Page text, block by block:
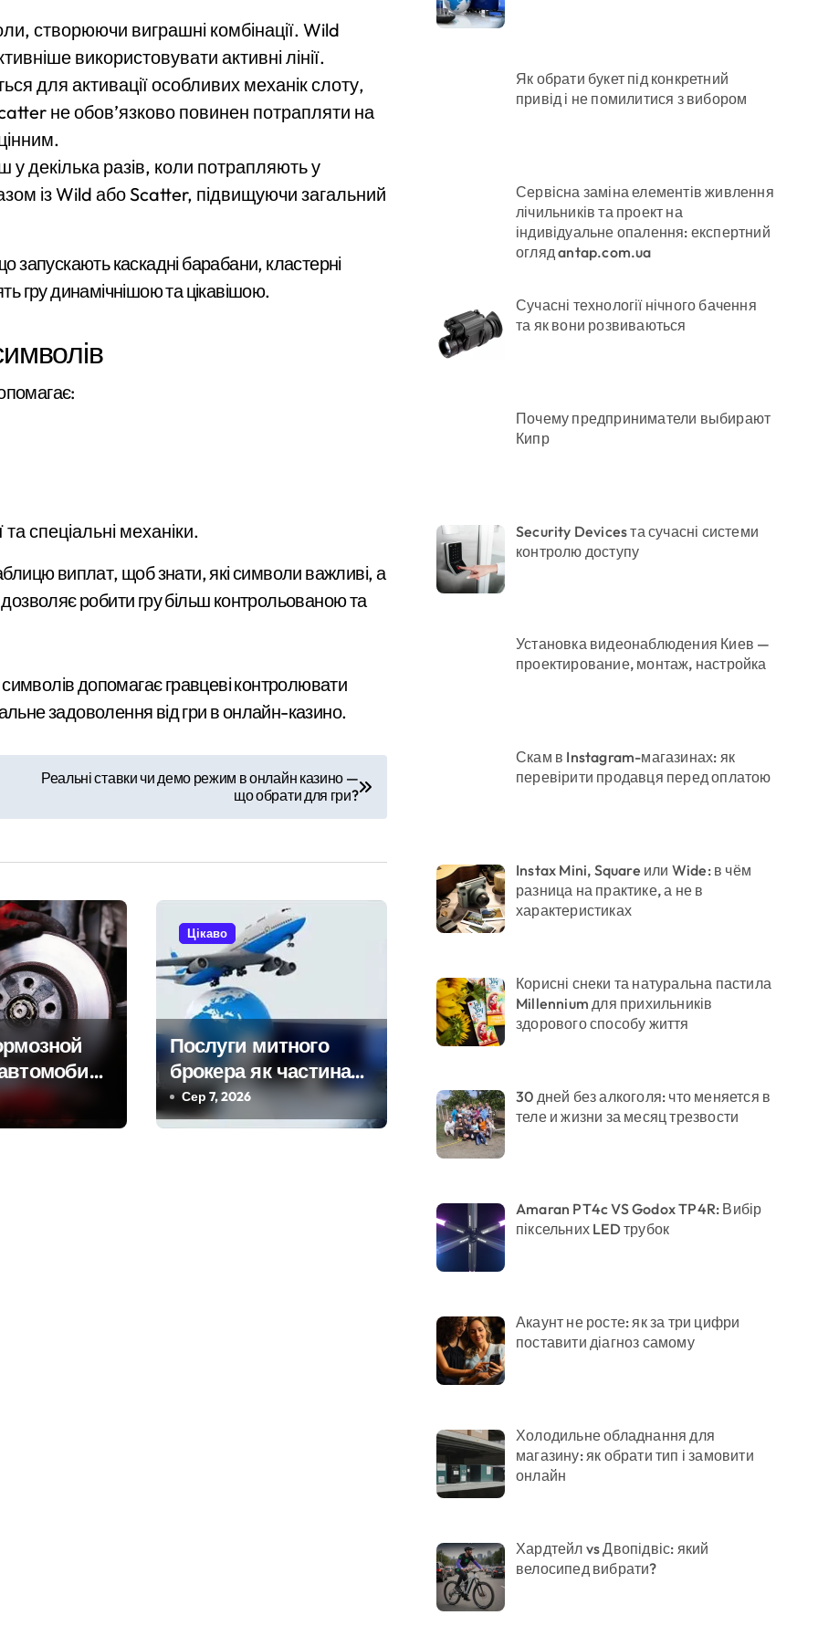
наводив ракети та дрони на Київ
жахливі умови утримання близько 30 втомлених доберманів у розпліднику
знаходять своє місце в столиці та яку підтримку отримують
до браку медичних працівників у київських лікарнях
створюючи виграшні комбінації. Wild
використовувати активні лінії.
для активації особливих механік слоту,
не обов’язково повинен потрапляти на
декілька разів, коли потрапляють у
із Wild або Scatter, підвищуючи загальний
запускають каскадні барабани, кластерні
гру динамічнішою та цікавішою.
спеціальні механіки.
виплат, щоб знати, які символи важливі, а
робити гру більш контрольованою та
допомагає гравцеві контролювати
задоволення від гри в онлайн-казино.
Реальні ставки чи демо режим в онлайн казино —
що обрати для гри?
Цікаво
Послуги митного
брокера як частина
міжнародної
логістики
Сер 7, 2026
Як обрати букет під конкретний
привід і не помилитися з вибором
Сервісна заміна елементів живлення
лічильників та проект на
індивідуальне опалення: експертний
огляд antap.com.ua
Сучасні технології нічного бачення
та як вони розвиваються
Почему предприниматели выбирают
Кипр
Security Devices та сучасні системи
контролю доступу
Установка видеонаблюдения Киев —
проектирование, монтаж, настройка
Скам в Instagram-магазинах: як
перевірити продавця перед оплатою
Instax Mini, Square или Wide: в чём
разница на практике, а не в
характеристиках
Корисні снеки та натуральна пастила
Millennium для прихильників
здорового способу життя
30 дней без алкоголя: что меняется в
теле и жизни за месяц трезвости
Amaran PT4c VS Godox TP4R: Вибір
піксельних LED трубок
Акаунт не росте: як за три цифри
поставити діагноз самому
Холодильне обладнання для
магазину: як обрати тип і замовити
онлайн
Хардтейл vs Двопідвіс: який
велосипед вибрати?